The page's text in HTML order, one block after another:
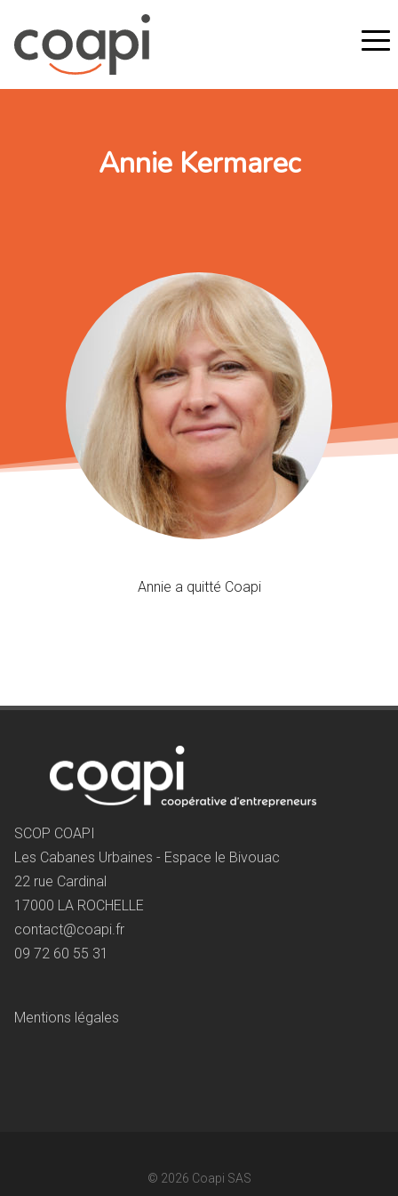
Annie Kermarec
Annie a quitté Coapi
SCOP COAPI
Les Cabanes Urbaines - Espace le Bivouac
22 rue Cardinal
17000 LA ROCHELLE
contact@coapi.fr
09 72 60 55 31
Mentions légales
© 2026 Coapi SAS